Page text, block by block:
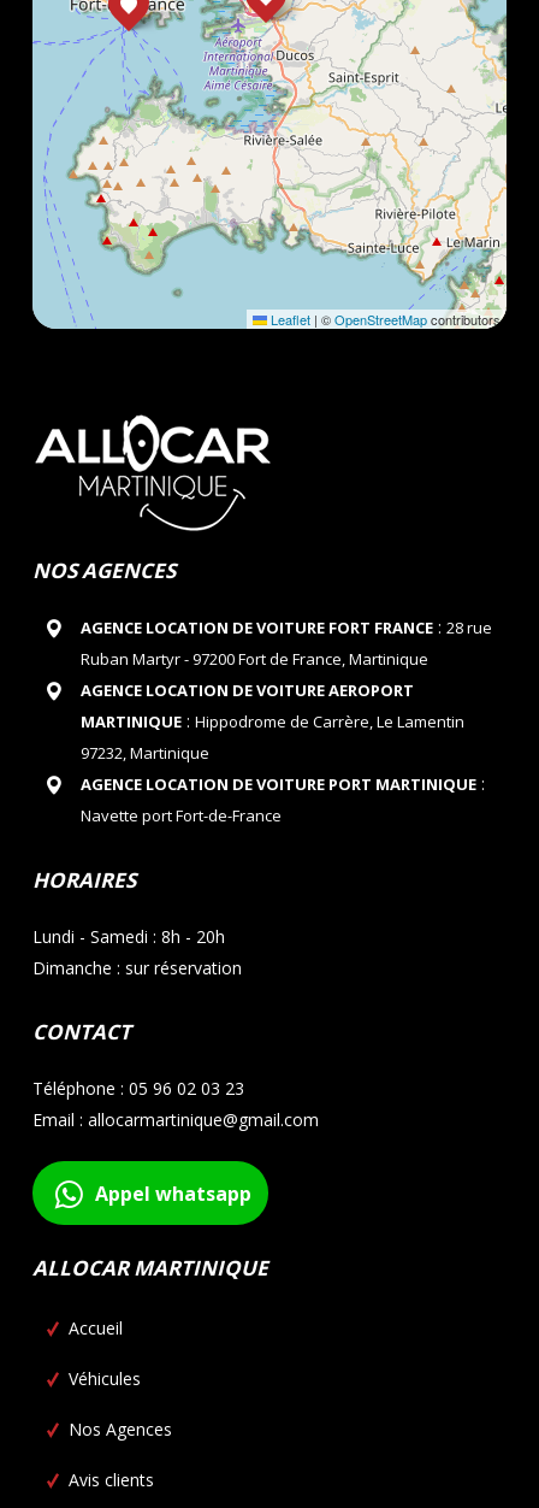
Leaflet | ©OpenStreetMapcontributors
NOS AGENCES
AGENCE LOCATION DE VOITURE FORT FRANCE: 28 rue
Ruban Martyr - 97200 Fort de France, Martinique
AGENCE LOCATION DE VOITURE AEROPORT
MARTINIQUE: Hippodrome de Carrère, Le Lamentin
97232, Martinique
AGENCE LOCATION DE VOITURE PORT MARTINIQUE:
Navette port Fort-de-France
HORAIRES
Lundi - Samedi : 8h - 20h
Dimanche : sur réservation
CONTACT
Téléphone : 05 96 02 03 23
Email : allocarmartinique@gmail.com
Appel whatsapp
ALLOCAR MARTINIQUE
Accueil
Véhicules
Nos Agences
Avis clients